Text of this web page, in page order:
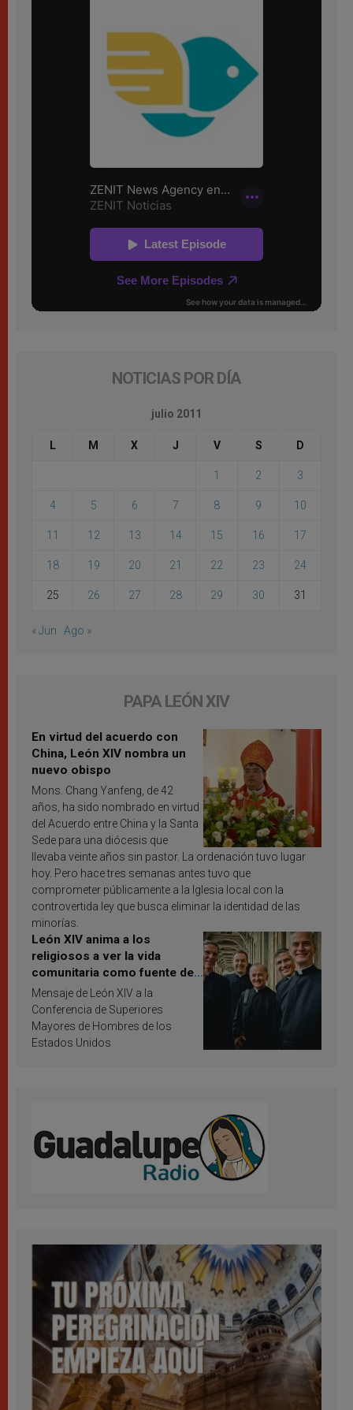
NOTICIAS POR DÍA
julio 2011
L M X J V S D
1 2 3
4 5 6 7 8 9 10
11 12 13 14 15 16 17
18 19 20 21 22 23 24
25 26 27 28 29 30 31
« Jun Ago »
PAPA LEÓN XIV
En virtud del acuerdo con
China, León XIV nombra un
nuevo obispo
Mons. Chang Yanfeng, de 42
años, ha sido nombrado en virtud
del Acuerdo entre China y la Santa
Sede para una diócesis que
llevaba veinte años sin pastor. La ordenación tuvo lugar
hoy. Pero hace tres semanas antes tuvo que
comprometer públicamente a la Iglesia local con la
controvertida ley que busca eliminar la identidad de las
minorías.
León XIV anima a los
religiosos a ver la vida
comunitaria como fuente de
inspiración y santificación
Mensaje de León XIV a la
Conferencia de Superiores
Mayores de Hombres de los
Estados Unidos